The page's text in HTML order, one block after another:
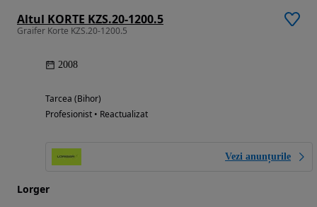
Altul KORTE KZS.20-1200.5
Graifer Korte KZS.20-1200.5
2008
Tarcea (Bihor)
Profesionist • Reactualizat
Vezi anunțurile
Lorger